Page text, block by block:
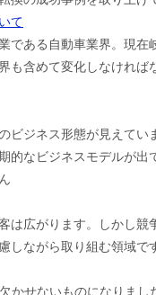
て
である自動車業界。現在
も含めて変化しなければ
ビジネス形態が見えてい
的なビジネスモデルが出
は広がります。しかし競
しながら取り組む領域で
かせないものになりまし